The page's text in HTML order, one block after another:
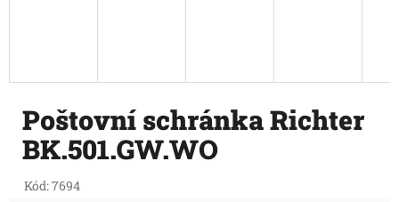
Poštovní schránka Richter
BK.501.GW.WO
Kód:7694